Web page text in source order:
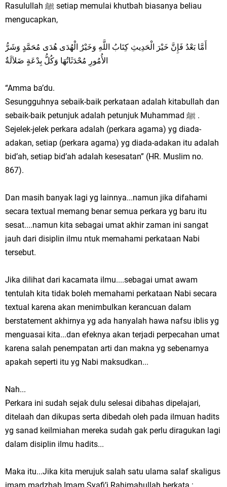
Rasulullah ﷺ setiap memulai khutbah biasanya beliau
mengucapkan,
أَمَّا بَعْدُ فَإِنَّ خَيْرَ الْحَدِيثِ كِتَابُ اللَّهِ وَخَيْرُ الْهُدَى هُدَى مُحَمَّدٍ وَشَرُّ
الأُمُورِ مُحْدَثَاتُهَا وَكُلُّ بِدْعَةٍ ضَلاَلَةٌ
“Amma ba’du.
Sesungguhnya sebaik-baik perkataan adalah kitabullah dan
sebaik-baik petunjuk adalah petunjuk Muhammad ﷺ .
Sejelek-jelek perkara adalah (perkara agama) yg diada-
adakan, setiap (perkara agama) yg diada-adakan itu adalah
bid’ah, setiap bid’ah adalah kesesatan” (HR. Muslim no.
867).
Dan masih banyak lagi yg lainnya...namun jika difahami
secara textual memang benar semua perkara yg baru itu
sesat....namun kita sebagai umat akhir zaman ini sangat
jauh dari disiplin ilmu ntuk memahami perkataan Nabi
tersebut.
Jika dilihat dari kacamata ilmu....sebagai umat awam
tentulah kita tidak boleh memahami perkataan Nabi secara
textual karena akan menimbulkan kerancuan dalam
berstatement akhirnya yg ada hanyalah hawa nafsu iblis yg
menguasai kita...dan efeknya akan terjadi perpecahan umat
karena salah penempatan arti dan makna yg sebenarnya
apakah seperti itu yg Nabi maksudkan...
Nah...
Perkara ini sudah sejak dulu selesai dibahas dipelajari,
ditelaah dan dikupas serta dibedah oleh pada ilmuan hadits
yg sanad keilmiahan mereka sudah gak perlu diragukan lagi
dalam disiplin ilmu hadits...
Maka itu...Jika kita merujuk salah satu ulama salaf skaligus